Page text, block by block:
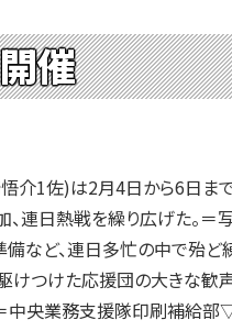
催
介1佐)は2月4日から6日ま
連日熱戦を繰り広げた。＝
など、連日多忙の中で殆ど
けつけた応援団の大きな歓
央業務支援隊印刷補給